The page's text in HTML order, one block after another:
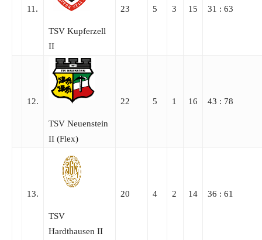
11.
TSV Kupferzell
II
23 5 3 15 31 : 63
12.
TSV Neuenstein
II (Flex)
22 5 1 16 43 : 78
13.
TSV
Hardthausen II
20 4 2 14 36 : 61